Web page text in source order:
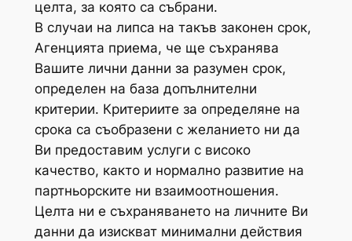
целта, за която са събрани.
В случаи на липса на такъв законен срок,
Агенцията приема, че ще съхранява
Вашите лични данни за разумен срок,
определен на база допълнителни
критерии. Критериите за определяне на
срока са съобразени с желанието ни да
Ви предоставим услуги с високо
качество, както и нормално развитие на
партньорските ни взаимоотношения.
Целта ни е съхраняването на личните Ви
данни да изискват минимални действия